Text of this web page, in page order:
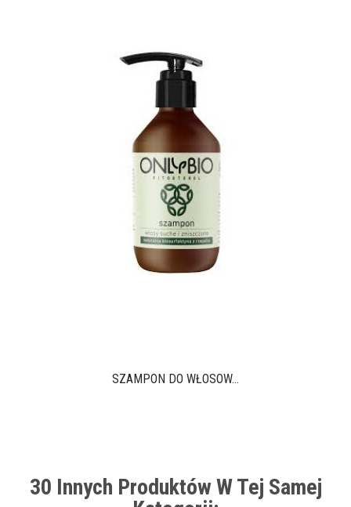
SZAMPON DO WŁOSÓW...
30 Innych Produktów W Tej Samej